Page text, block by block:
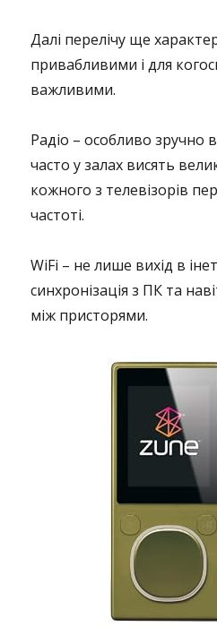
Далі перелічу ще
привабливими і для
важливими.
Радіо – особливо зручно
часто у залах висять
кожного з телевізорів
частоті.
WiFi – не лише вихід в
синхронізація з ПК та
між присторями.